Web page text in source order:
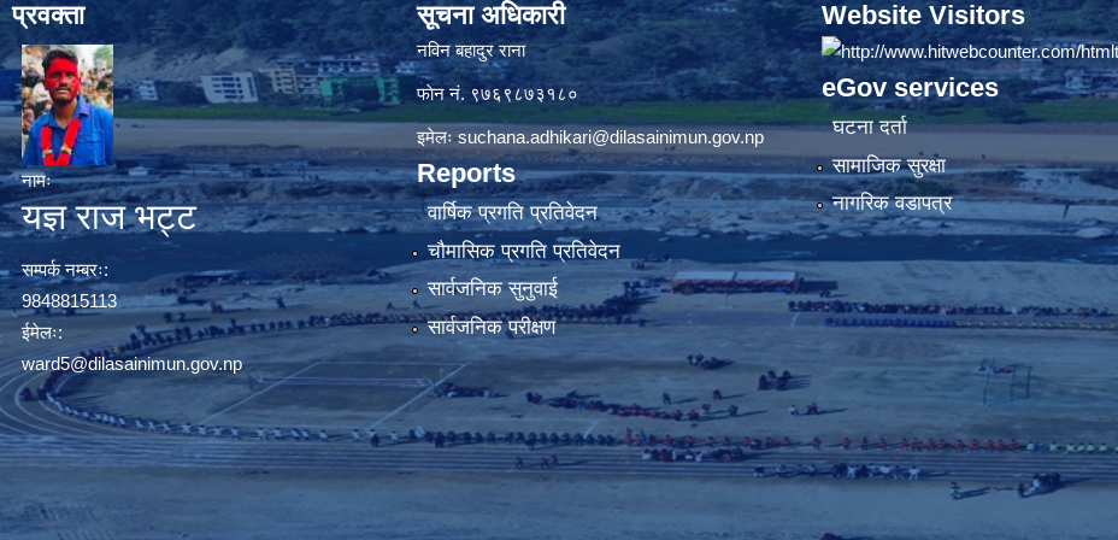
प्रवक्ता
नामः
यज्ञ राज भट्ट
सम्पर्क नम्बरः:
9848815113
ईमेलः:
ward5@dilasainimun.gov.np
सूचना अधिकारी
नविन बहादुर राना
फाेन नं. ९७६९८७३१८०
इमेलःsuchana.adhikari@dilasainimun.gov.np
Reports
वार्षिक प्रगति प्रतिवेदन
चौमासिक प्रगति प्रतिवेदन
सार्वजनिक सुनुवाई
सार्वजनिक परीक्षण
Website Visitors
eGov services
घटना दर्ता
सामाजिक सुरक्षा
नागरिक वडापत्र